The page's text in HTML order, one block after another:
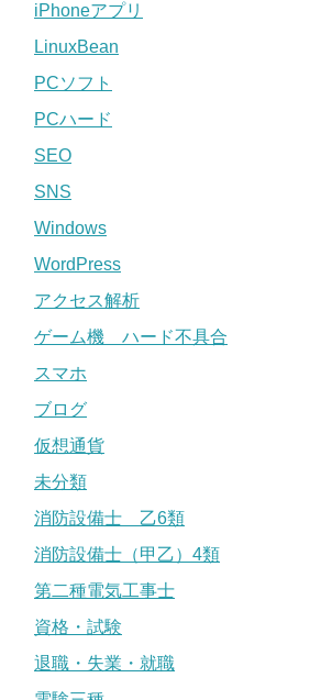
iPhoneアプリ
LinuxBean
PCソフト
PCハード
SEO
SNS
Windows
WordPress
アクセス解析
ゲーム機 ハード不具合
スマホ
ブログ
仮想通貨
未分類
消防設備士 乙6類
消防設備士（甲乙）4類
第二種電気工事士
資格・試験
退職・失業・就職